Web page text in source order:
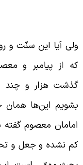
آیا این سنّت و
از پیامبر و
هزار و چند
این‌ها همان
معصوم گفته
نشده و جعل و